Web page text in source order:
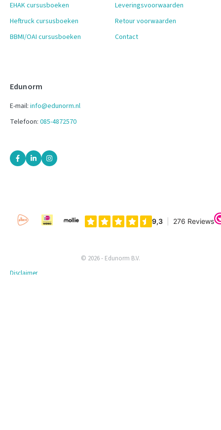
EHAK cursusboeken
Heftruck cursusboeken
BBMI/OAI cursusboeken
Leveringsvoorwaarden
Retour voorwaarden
Contact
Edunorm
E-mail: info@edunorm.nl
Telefoon: 085-4872570
© 2026 - Edunorm B.V.
Disclaimer